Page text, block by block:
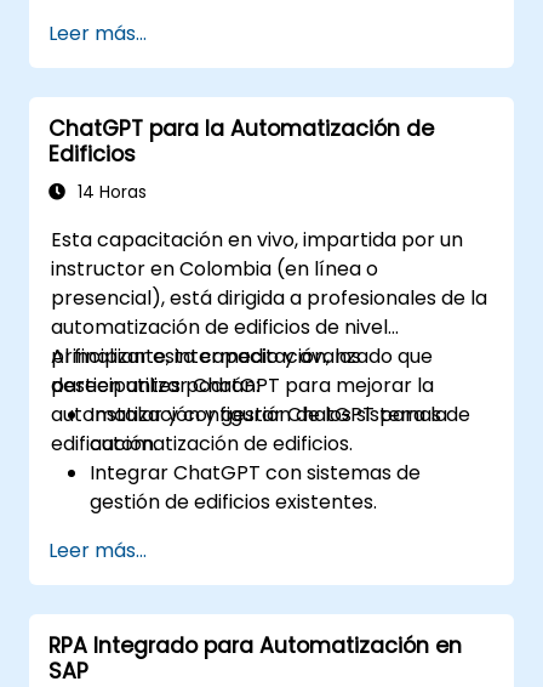
autenticación con usuario y contraseña.
• Integrar bots con bases de datos SQL Server
y repositorios documentales (SharePoint).
• Implementar OCR e IA para lectura,
validación y clasificación de documentos
escaneados.
ejecución de bots mediante UiPath
Orchestrator.
• Aplicar patrones avanzados como State
Machines para procesos complejos y
escalables.
• Sentar las bases para que el área pueda
sostener y evolucionar proyectos RPA futuros
Leer más...
ChatGPT para la Automatización de
Edificios
14 Horas
Esta capacitación en vivo, impartida por un
instructor en Colombia (en línea o
presencial), está dirigida a profesionales de la
automatización de edificios de nivel
principiante, intermedio y avanzado que
deseen utilizar ChatGPT para mejorar la
automatización y gestión de los sistemas de
edificación.
Al finalizar esta capacitación, los
participantes podrán:
Instalar y configurar ChatGPT para la
automatización de edificios.
Integrar ChatGPT con sistemas de
gestión de edificios existentes.
iluminación, HVAC y seguridad contra
incendios mediante ChatGPT.
Desarrollar e implementar scripts de
automatización personalizados.
Leer más...
RPA Integrado para Automatización en
SAP